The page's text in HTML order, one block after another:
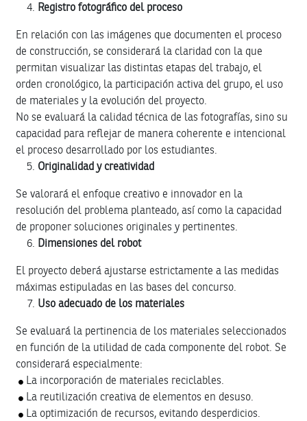
Registro fotográfico del proceso
En relación con las imágenes que documenten el proceso
de construcción, se considerará la claridad con la que
permitan visualizar las distintas etapas del trabajo, el
orden cronológico, la participación activa del grupo, el uso
de materiales y la evolución del proyecto.
No se evaluará la calidad técnica de las fotografías, sino su
capacidad para reflejar de manera coherente e intencional
el proceso desarrollado por los estudiantes.
Originalidad y creatividad
Se valorará el enfoque creativo e innovador en la
resolución del problema planteado, así como la capacidad
de proponer soluciones originales y pertinentes.
Dimensiones del robot
El proyecto deberá ajustarse estrictamente a las medidas
máximas estipuladas en las bases del concurso.
Uso adecuado de los materiales
Se evaluará la pertinencia de los materiales seleccionados
en función de la utilidad de cada componente del robot. Se
considerará especialmente:
La incorporación de materiales reciclables.
La reutilización creativa de elementos en desuso.
La optimización de recursos, evitando desperdicios.